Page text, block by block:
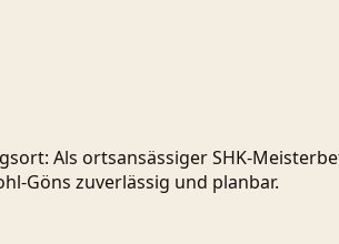
Als ortsansässiger SHK-
Göns zuverlässig und planbar.